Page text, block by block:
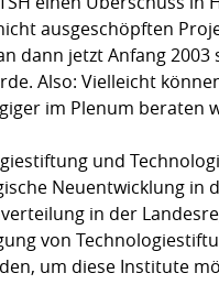
ausgeschöpften
dann jetzt Anfang 2003
Also: Vielleicht
im Plenum beraten
und
Neuentwicklung in
in der
von
um diese Institute